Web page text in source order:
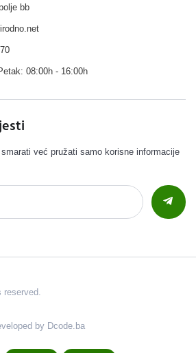
bb
08:00h - 16:00h
već pružati samo korisne informacije
reserved.
by Dcode.ba